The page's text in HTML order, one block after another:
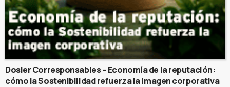
Dosier Corresponsables – Economía de la reputación:
cómo la Sostenibilidad refuerza la imagen corporativa